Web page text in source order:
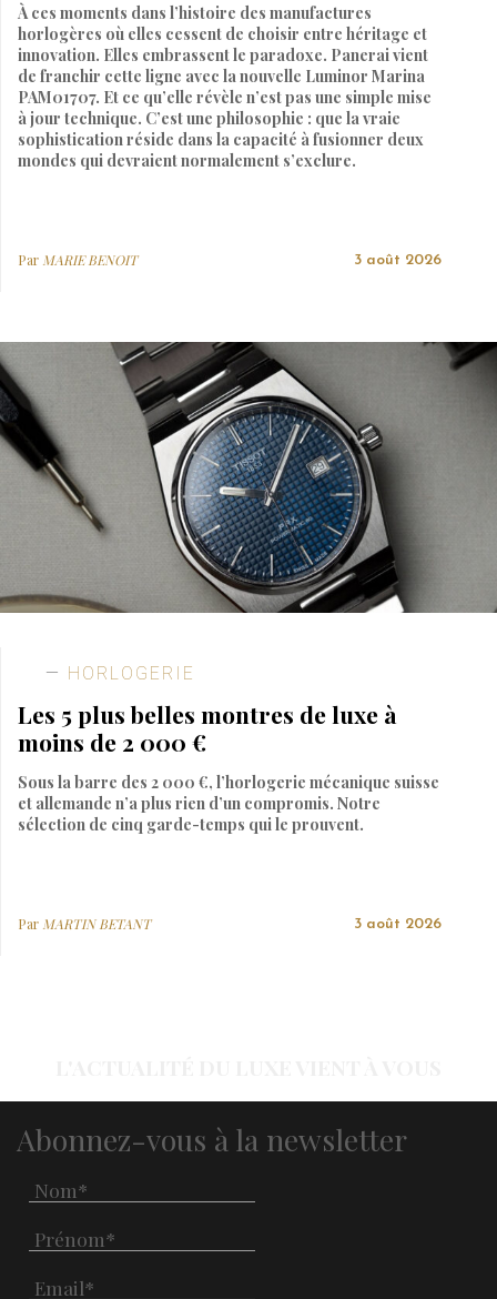
À ces moments dans l’histoire des manufactures
horlogères où elles cessent de choisir entre héritage et
innovation. Elles embrassent le paradoxe. Panerai vient
de franchir cette ligne avec la nouvelle Luminor Marina
PAM01707. Et ce qu’elle révèle n’est pas une simple mise
à jour technique. C’est une philosophie : que la vraie
sophistication réside dans la capacité à fusionner deux
mondes qui devraient normalement s’exclure.
Par MARIE BENOIT 3 août 2026
HORLOGERIE
Les 5 plus belles montres de luxe à
moins de 2 000 €
Sous la barre des 2 000 €, l’horlogerie mécanique suisse
et allemande n’a plus rien d’un compromis. Notre
sélection de cinq garde-temps qui le prouvent.
ParMARTIN BETANT 3 août 2026
Abonnez-vous à la newsletter